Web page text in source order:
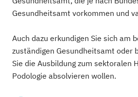
Gesundheitsamt vorkommen und
Auch dazu erkundigen Sie sich am
zuständigen Gesundheitsamt oder
Sie die Ausbildung zum sektoralen
Podologie absolvieren wollen.